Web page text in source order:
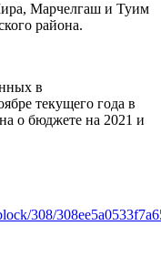
Марчелгаш и Туим
района.
в
текущего года в
о бюджете на 2021 и
308/